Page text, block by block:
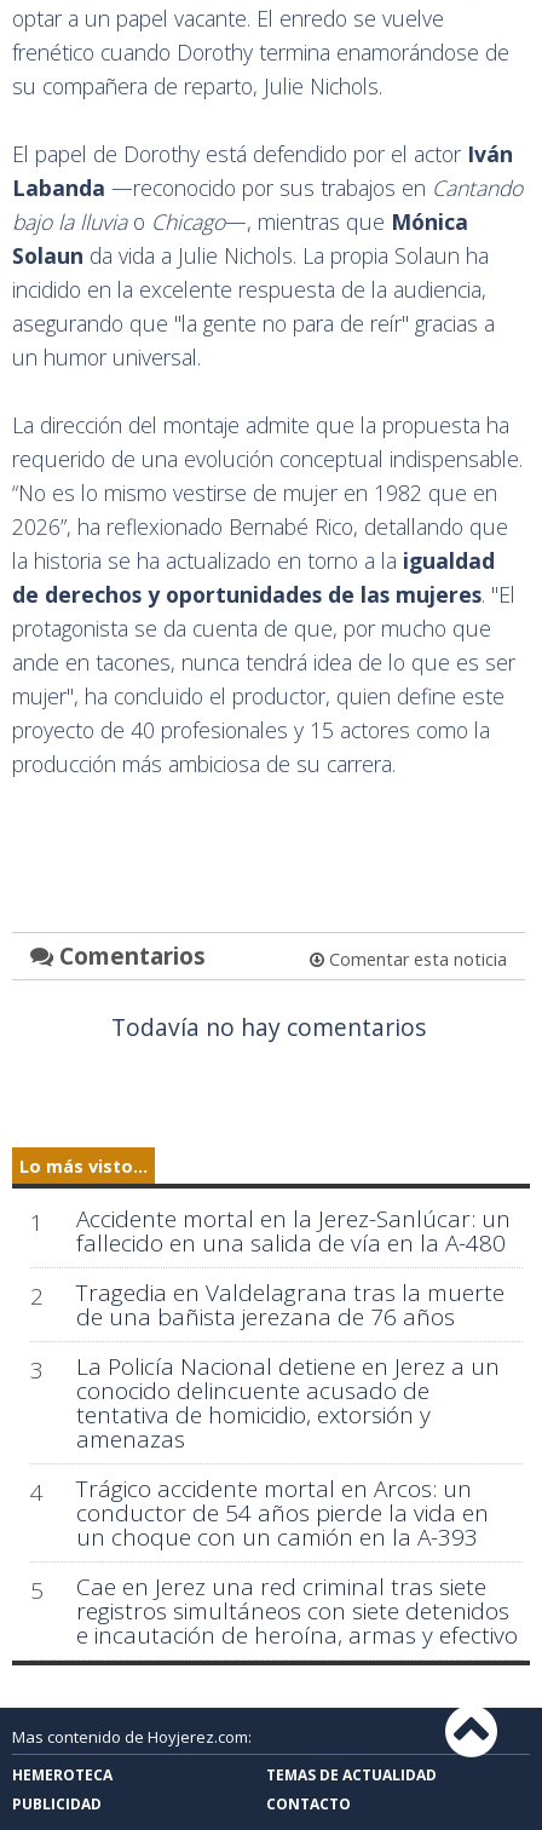
optar a un papel vacante. El enredo se vuelve
frenético cuando Dorothy termina enamorándose de
su compañera de reparto, Julie Nichols.
El papel de Dorothy está defendido por el actor Iván
Labanda —reconocido por sus trabajos en Cantando
bajo la lluviao Chicago—, mientras que Mónica
Solaun da vida a Julie Nichols. La propia Solaun ha
incidido en la excelente respuesta de la audiencia,
asegurando que "la gente no para de reír" gracias a
un humor universal.
La dirección del montaje admite que la propuesta ha
requerido de una evolución conceptual indispensable.
“No es lo mismo vestirse de mujer en 1982 que en
2026”, ha reflexionado Bernabé Rico, detallando que
la historia se ha actualizado en torno a la igualdad
de derechos y oportunidades de las mujeres. "El
protagonista se da cuenta de que, por mucho que
ande en tacones, nunca tendrá idea de lo que es ser
mujer", ha concluido el productor, quien define este
proyecto de 40 profesionales y 15 actores como la
producción más ambiciosa de su carrera.
Comentarios Comentar esta noticia
Todavía no hay comentarios
Lo más visto...
1 Accidente mortal en la Jerez-Sanlúcar: un
fallecido en una salida de vía en la A-480
2
Tragedia en Valdelagrana tras la muerte
de una bañista jerezana de 76 años
3
La Policía Nacional detiene en Jerez a un
conocido delincuente acusado de
tentativa de homicidio, extorsión y
amenazas
4
Trágico accidente mortal en Arcos: un
conductor de 54 años pierde la vida en
un choque con un camión en la A-393
5
Cae en Jerez una red criminal tras siete
registros simultáneos con siete detenidos
e incautación de heroína, armas y efectivo
Mas contenido de Hoyjerez.com:
HEMEROTECA
TEMAS DE ACTUALIDAD
PUBLICIDAD
CONTACTO